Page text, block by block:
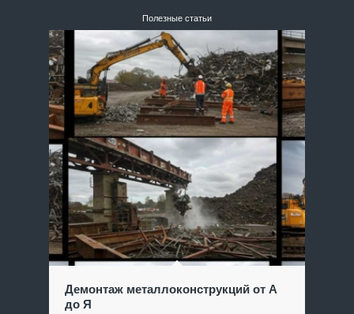
Полезные статьи
Демонтаж металлоконструкций от А
до Я